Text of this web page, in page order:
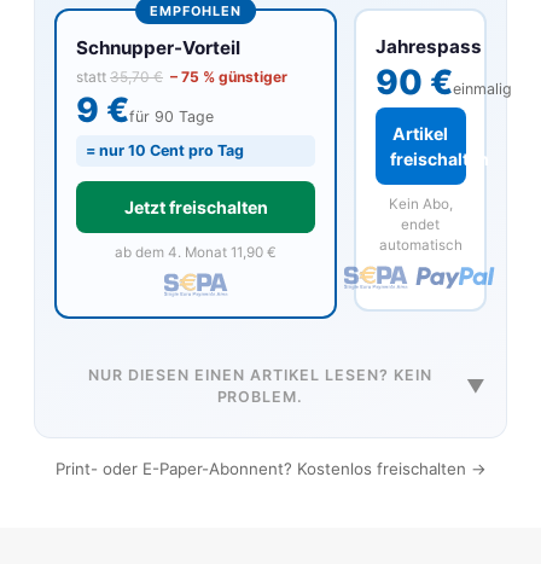
Jahrespass
90 €einmalig
Artikel
freischalten
Kein Abo,
endet
automatisch
EMPFOHLEN
Schnupper-Vorteil
statt 35,70 € – 75 % günstiger
9 €für 90 Tage
= nur 10 Cent pro Tag
Jetzt freischalten
ab dem 4. Monat 11,90 €
NUR DIESEN EINEN ARTIKEL LESEN? KEIN
PROBLEM.
▼
Print- oder E-Paper-Abonnent? Kostenlos freischalten →